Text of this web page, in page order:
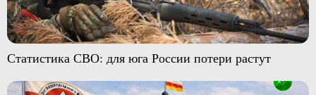
Статистика СВО: для юга России потери растут